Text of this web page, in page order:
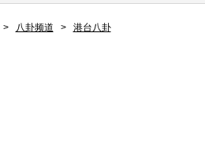
> 八卦频道 > 港台八卦